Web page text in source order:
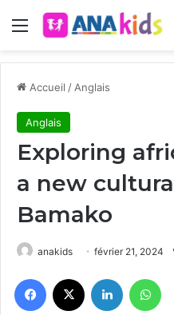
Menu
Accueil / Anglais
Anglais
Exploring
a new
Bamako
anakids février 21, 2024
Facebook Linkedin